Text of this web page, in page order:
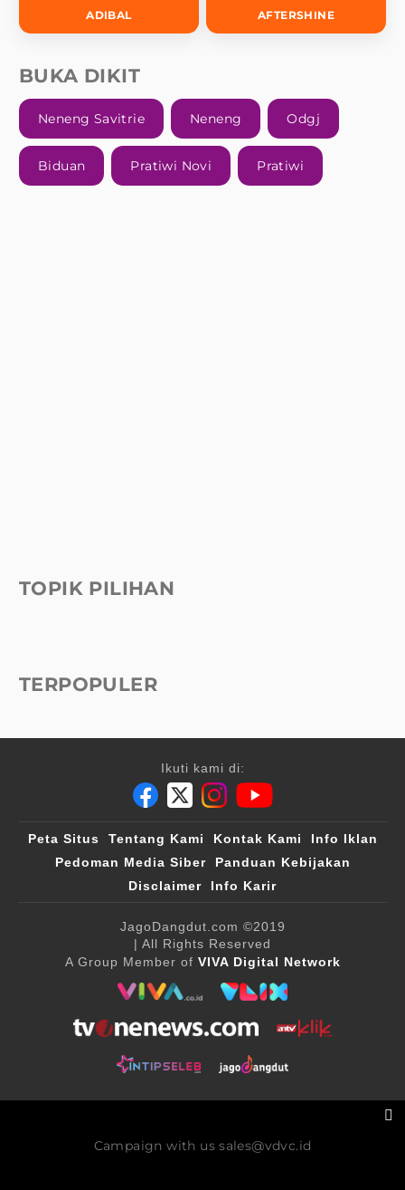
ADIBAL AFTERSHINE
BUKA DIKIT
Neneng Savitrie Neneng Odgj
Biduan Pratiwi Novi Pratiwi
TOPIK PILIHAN
TERPOPULER
Ikuti kami di:
Peta Situs Tentang Kami Kontak Kami
Info Iklan
Pedoman Media Siber
Panduan Kebijakan
Disclaimer
Info Karir
JagoDangdut.com ©2019
| All Rights Reserved
A Group Member of VIVA Digital Network
